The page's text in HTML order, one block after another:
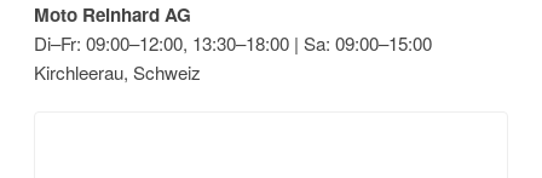
Moto Reinhard AG
Di–Fr: 09:00–12:00, 13:30–18:00 | Sa: 09:00–15:00
Kirchleerau, Schweiz